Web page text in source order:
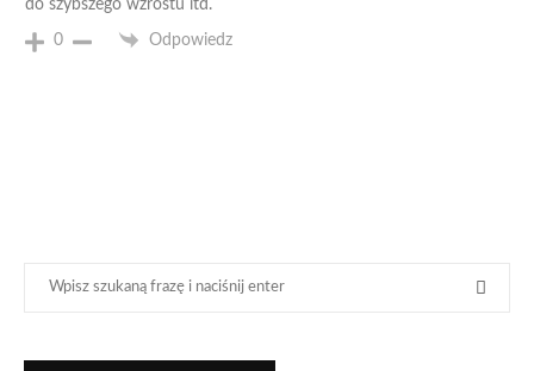
do szybszego wzrostu itd.
0 Odpowiedz